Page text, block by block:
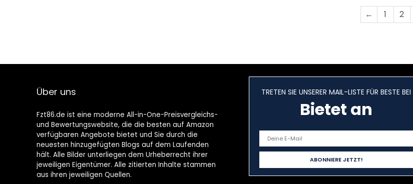
← 1 2
Über uns
Fzt86.de ist eine moderne All-in-One-Preisvergleichs-
und Bewertungswebsite, die die besten auf Amazon
verfügbaren Angebote bietet und Sie durch die
neuesten hinzugefügten Blogs auf dem Laufenden
hält. Alle Bilder unterliegen dem Urheberrecht ihrer
jeweiligen Eigentümer. Alle zitierten Inhalte stammen
aus ihren jeweiligen Quellen.
TRETEN SIE UNSERER MAIL-LISTE FÜR BESTE BEI
Bietet an